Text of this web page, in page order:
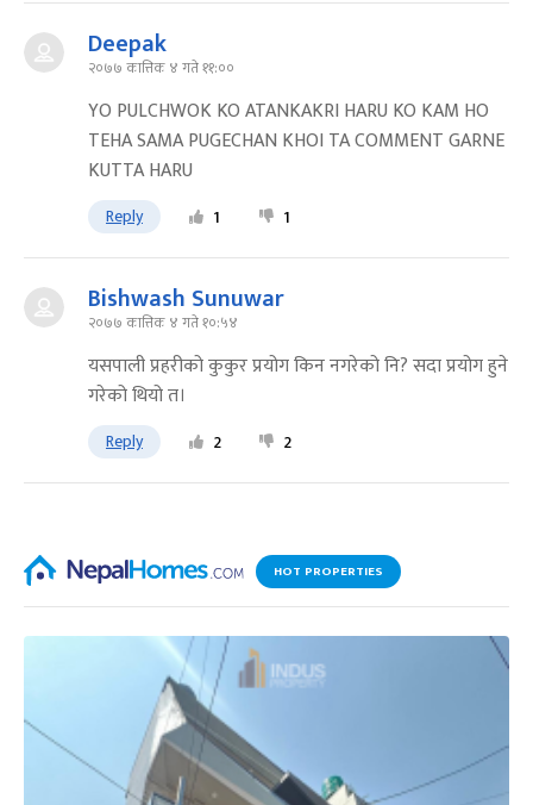
Deepak
२०७७ कात्तिक ४ गते ११:००
YO PULCHWOK KO ATANKAKRI HARU KO KAM HO
TEHA SAMA PUGECHAN KHOI TA COMMENT GARNE
KUTTA HARU
Reply 1 1
Bishwash Sunuwar
२०७७ कात्तिक ४ गते १०:५४
यसपाली प्रहरीको कुकुर प्रयोग किन नगरेको नि? सदा प्रयोग हुने
गरेको थियो त।
Reply 2 2
HOT PROPERTIES